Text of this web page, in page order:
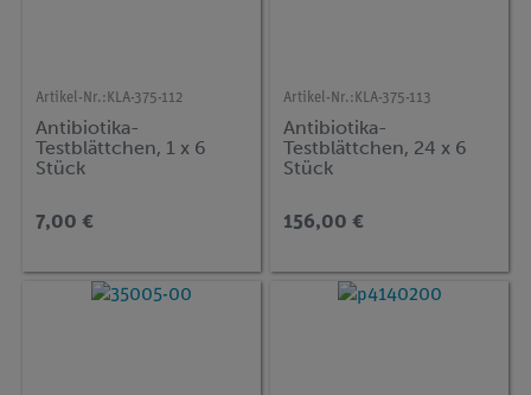
Artikel-Nr.: KLA-375-112
Antibiotika-
Testblättchen, 1 x 6
Stück
7,00 €
Artikel-Nr.: KLA-375-113
Antibiotika-
Testblättchen, 24 x 6
Stück
156,00 €